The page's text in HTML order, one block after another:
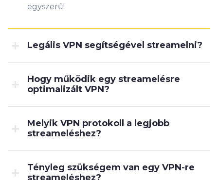
egyszerű!
Legális VPN segítségével streamelni?
Hogy működik egy streamelésre
optimalizált VPN?
Melyik VPN protokoll a legjobb
streameléshez?
Tényleg szükségem van egy VPN-re
streameléshez?